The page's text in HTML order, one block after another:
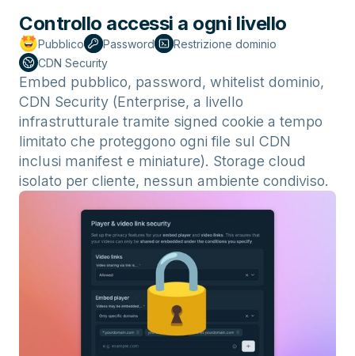
Controllo accessi a ogni livello
Pubblico Password
Restrizione dominio
CDN Security
Embed pubblico, password, whitelist dominio,
CDN Security (Enterprise, a livello
infrastrutturale tramite signed cookie a tempo
limitato che proteggono ogni file sul CDN
inclusi manifest e miniature). Storage cloud
isolato per cliente, nessun ambiente condiviso.